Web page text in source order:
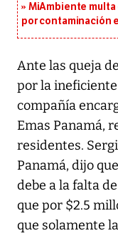
MiAmbiente multa
por contaminación
Ante las queja
por la
compañía
Emas Panamá,
residentes.
Panamá, dijo
debe a la falta
que por $2.5
que solamente